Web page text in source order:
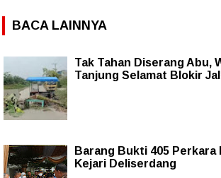
BACA LAINNYA
Tak Tahan Diserang Abu,
Tanjung Selamat Blokir
Barang Bukti 405 Perkara
Kejari Deliserdang